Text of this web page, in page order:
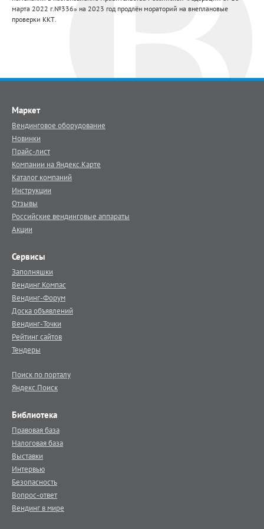
марта 2022 г.№336» на 2023 год продлён мораторий на внеплановые
проверки ККТ.
Маркет
Вендинговое оборудование
Новинки
Прайс-лист
Компании на Яндекс.Карте
Каталог компаний
Инструкции
Отзывы
Российские вендинговые аппараты
Акции
Сервисы
Заполняшки
Вендинг.Компас
Вендинг-Форум
Доска объявлений
Вендинг-Точки
Рейтинг сайтов
Тендеры
Поиск по порталу
Яндекс.Поиск
Библиотека
Правовая база
Налоговая база
Выставки
Интервью
Безопасность
Вопрос-ответ
Вендинг в мире